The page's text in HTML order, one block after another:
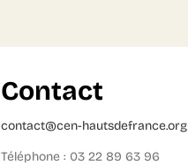
Contact
contact@cen-hautsdefrance.org
Téléphone : 03 22 89 63 96